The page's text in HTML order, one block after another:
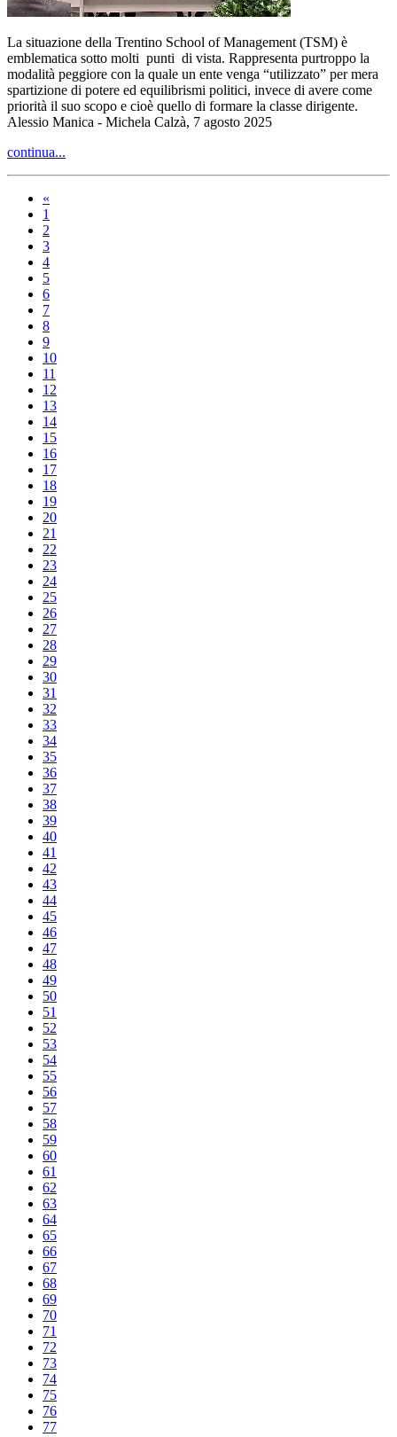
La situazione della Trentino School of Management (TSM) è
emblematica sotto molti punti di vista. Rappresenta purtroppo la
modalità peggiore con la quale un ente venga “utilizzato” per mera
spartizione di potere ed equilibrismi politici, invece di avere come
priorità il suo scopo e cioè quello di formare la classe dirigente.
Alessio Manica - Michela Calzà, 7 agosto 2025
continua...
«
1
2
3
4
5
6
7
8
9
10
11
12
13
14
15
16
17
18
19
20
21
22
23
24
25
26
27
28
29
30
31
32
33
34
35
36
37
38
39
40
41
42
43
44
45
46
47
48
49
50
51
52
53
54
55
56
57
58
59
60
61
62
63
64
65
66
67
68
69
70
71
72
73
74
75
76
77